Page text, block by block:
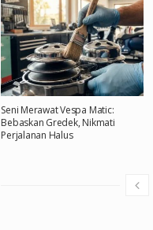
Seni Merawat Vespa Matic:
Bebaskan Gredek, Nikmati
Perjalanan Halus